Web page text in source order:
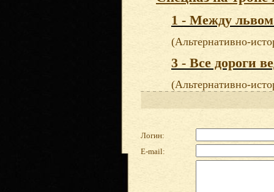
1 - Между
(Альтернативно-
3 - Все дороги
(Альтернативно-
Логин:
E-mail: